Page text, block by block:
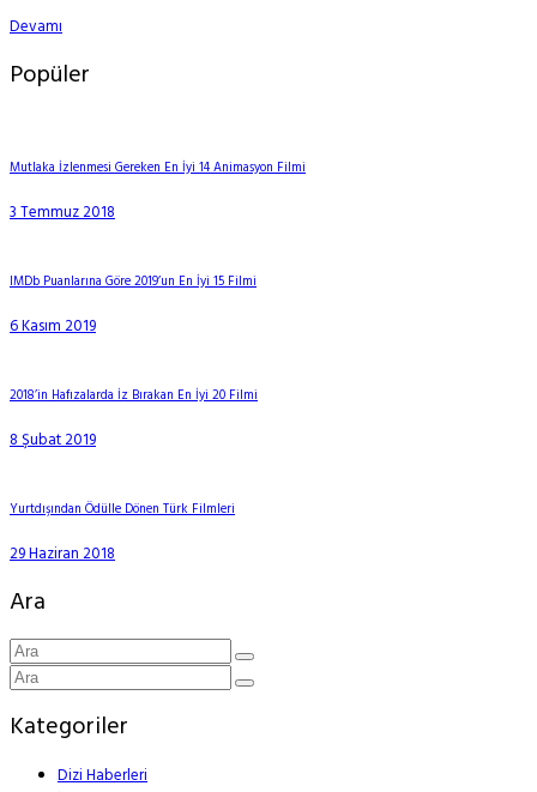
Devamı
Popüler
Mutlaka İzlenmesi Gereken En İyi 14 Animasyon Filmi
3 Temmuz 2018
IMDb Puanlarına Göre 2019’un En İyi 15 Filmi
6 Kasım 2019
2018’in Hafızalarda İz Bırakan En İyi 20 Filmi
8 Şubat 2019
Yurtdışından Ödülle Dönen Türk Filmleri
29 Haziran 2018
Ara
Kategoriler
Dizi Haberleri